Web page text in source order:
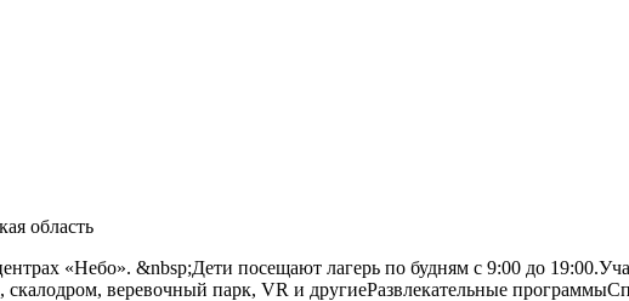
область
«Небо». &nbsp;Дети посещают лагерь по будням с 9:00 до
скалодром, веревочный парк, VR и другиеРазвлекательные